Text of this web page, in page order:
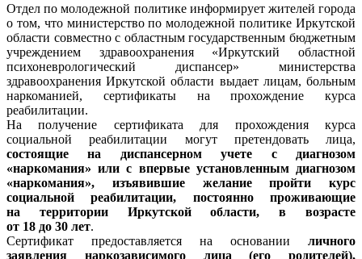
Отдел по молодежной политике информирует жителей города
о том, что министерство по молодежной политике Иркутской
области совместно с областным государственным бюджетным
учреждением здравоохранения «Иркутский областной
психоневрологический диспансер» министерства
здравоохранения Иркутской области выдает лицам, больным
наркоманией, сертификаты на прохождение курса
реабилитации.
На получение сертификата для прохождения курса
социальной реабилитации могут претендовать лица,
состоящие на диспансерном учете с диагнозом
«наркомания» или с впервые установленным диагнозом
«наркомания», изъявившие желание пройти курс
социальной реабилитации, постоянно проживающие
на территории Иркутской области, в возрасте
от 18 до 30 лет.
Сертификат предоставляется на основании личного
заявления наркозависимого лица (его родителей),